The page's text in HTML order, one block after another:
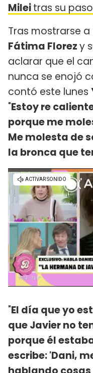
Mileitras su
Tras mostrarse
Fátima Florezy
aclarar que el
nunca se enojó
contó este lunes
"Estoy re
porque me
Me molesta de
la bronca que
"El día que yo
que Javier no
porque él
escribe: 'Dani,